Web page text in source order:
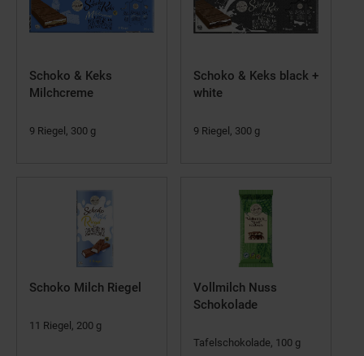
Schoko & Keks
Milchcreme
9 Riegel, 300 g
Schoko & Keks black +
white
9 Riegel, 300 g
Schoko Milch Riegel
11 Riegel, 200 g
Vollmilch Nuss
Schokolade
Tafelschokolade, 100 g